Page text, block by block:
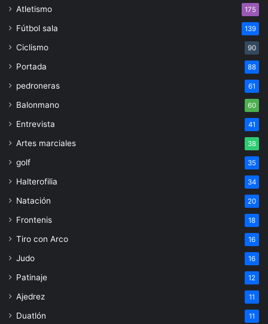
Atletismo 175
Fútbol sala 139
Ciclismo 90
Portada 88
pedroneras 61
Balonmano 60
Entrevista 41
Artes marciales 38
golf 35
Halterofilia 34
Natación 20
Frontenis 18
Tiro con Arco 16
Judo 16
Patinaje 12
Ajedrez 11
Duatlón 11